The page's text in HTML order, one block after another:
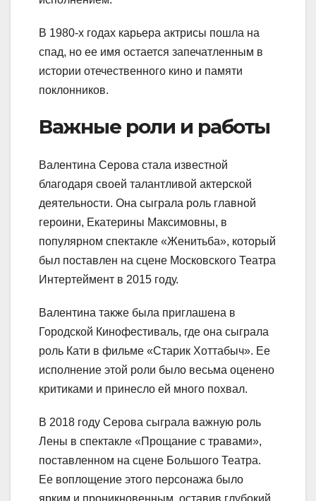
В 1980-х годах карьера актрисы пошла на
спад, но ее имя остается запечатленным в
истории отечественного кино и памяти
поклонников.
Важные роли и работы
Валентина Серова стала известной
благодаря своей талантливой актерской
деятельности. Она сыграла роль главной
героини, Екатерины Максимовны, в
популярном спектакле «Женитьба», который
был поставлен на сцене Московского Театра
Интертеймент в 2015 году.
Валентина также была приглашена в
Городской Кинофестиваль, где она сыграла
роль Кати в фильме «Старик Хоттабыч». Ее
исполнение этой роли было весьма оценено
критиками и принесло ей много похвал.
В 2018 году Серова сыграла важную роль
Лены в спектакле «Прощание с травами»,
поставленном на сцене Большого Театра.
Ее воплощение этого персонажа было
ярким и проникновенным, оставив глубокий